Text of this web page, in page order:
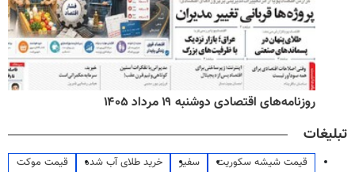
روزنامه‌های اقتصادی دوشنبه ۱۹ مرداد ۱۴۰۵
تبلیغات
قیمت شیشه سکوریت سفیر خرید طلای آب شده
قیمت موکت